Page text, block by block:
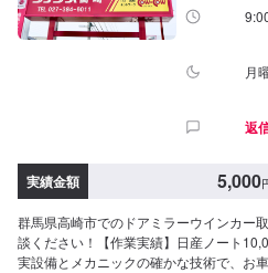
月
返
実績金額 5,000
群馬県高崎市でのドアミラーウインカー
談ください！【作業実績】日産ノート
実設備とメカニックの確かな技術で、お